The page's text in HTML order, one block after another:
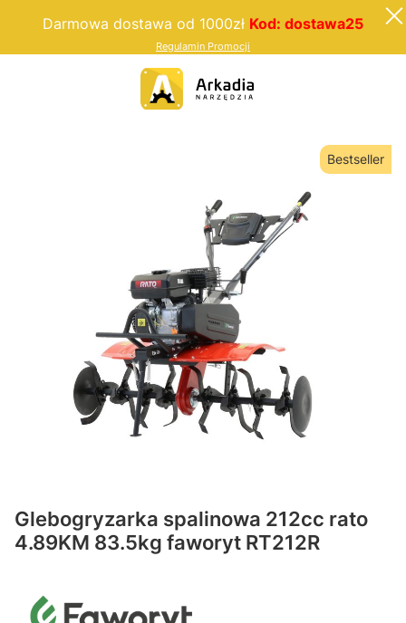
Darmowa dostawa od 1000zł Kod: dostawa25
Regulamin Promocji
Bestseller
Glebogryzarka spalinowa 212cc rato
4.89KM 83.5kg faworyt RT212R